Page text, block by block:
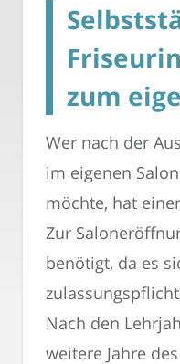
zum
Wer nach der
im eigenen
möchte, hat
Zur
benötigt, da es
Nach den
weitere Jahre